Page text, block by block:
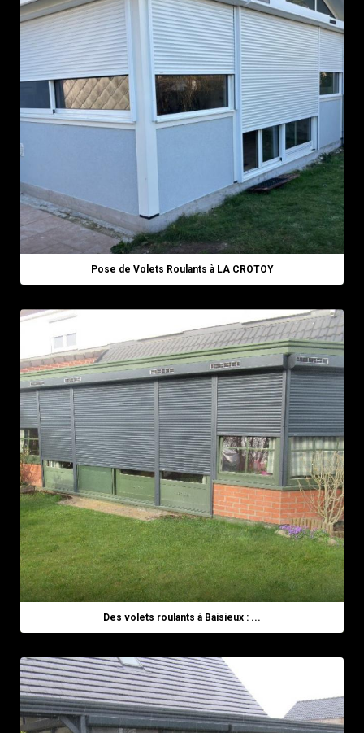
Pose de Volets Roulants à LA CROTOY
Des volets roulants à Baisieux : ...